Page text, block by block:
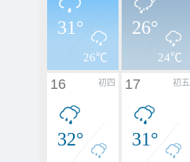
31°
26℃
26°
24℃
初四
16
32°
初五
17
31°